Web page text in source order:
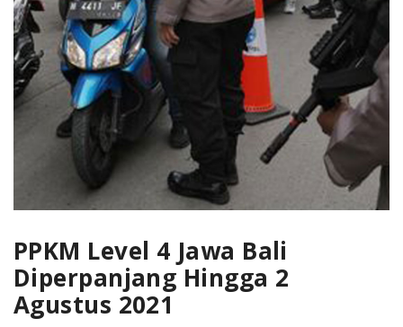
PPKM Level 4 Jawa Bali
Diperpanjang Hingga 2
Agustus 2021